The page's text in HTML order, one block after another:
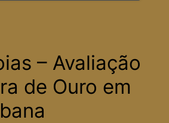
– Avaliação
de Ouro em